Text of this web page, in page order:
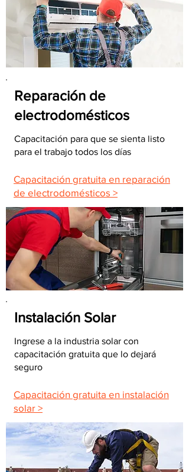
Reparación de
electrodomésticos
Capacitación para que se sienta listo
para el trabajo todos los días
Capacitación gratuita en reparación
de electrodomésticos >
Instalación Solar
Ingrese a la industria solar con
capacitación gratuita que lo dejará
seguro
Capacitación gratuita en instalación
solar >